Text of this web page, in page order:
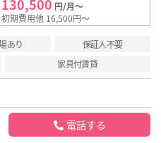
130,500 円/月～
初期費用他 16,500円～
あり
保証人不要
家具付賃貸
電話する